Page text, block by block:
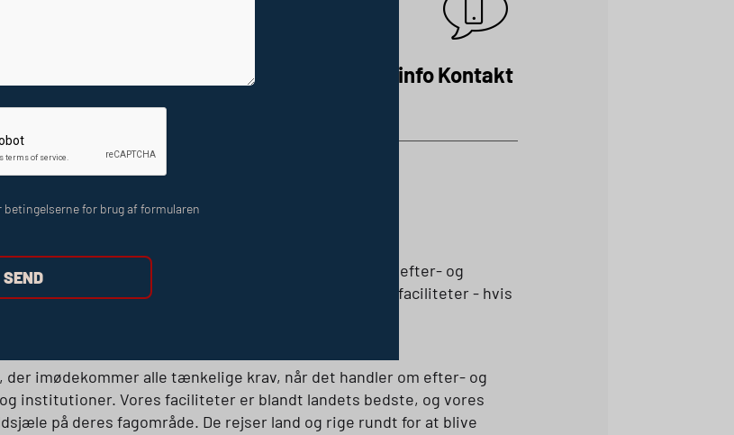
Indkvartering & forplejning Praktisk infoKontakt
Danmark vender tilbage til
, når de har behov for efter- og
tag – kompetencer, ildsjæle og rigtig gode kursusfaciliteter - hvis
imødekommer alle tænkelige krav, når det handler om efter- og
institutioner. Vores faciliteter er blandt landets bedste, og vores
på deres fagområde. De rejser land og rige rundt for at blive
betingelserne for brug af formularen